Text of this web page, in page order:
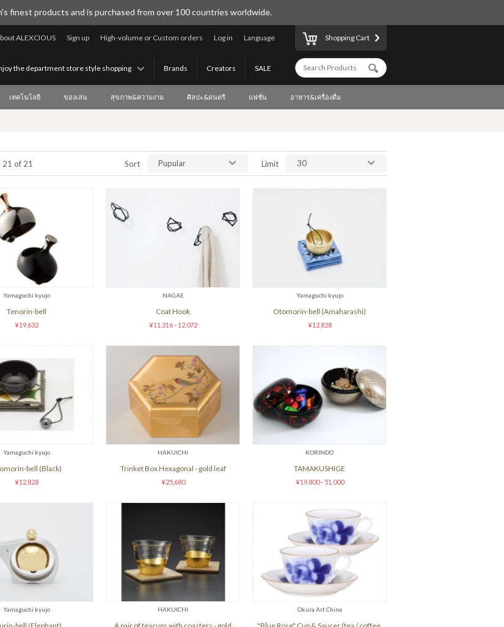
finest products and is purchased from over 100 countries worldwide.
Language
Log in
High-volume or Custom orders
Sign up
ALEXCIOUS
SALE
Creators
Brands
the department store style shopping
Shopping Cart
เทคโนโลยี ของเล่น สุขภาพ&ความงาม ศิลปะ&ดนตรี แฟชั่น อาหาร&เครื่องดื่ม
21 of 21 Sort Pupular Limit 30
Yamaguchi kyujo
Tenorin-bell
¥19,632
NAGAE
Coat Hook
¥11,316 - 12,072
Yamaguchi kyujo
Otomorin-bell (Amaharashi)
¥12,828
Yamaguchi kyujo
bell (Black)
¥12,828
HAKUICHI
Trinket Box Hexagonal - gold leaf
¥25,680
KORINDO
TAMAKUSHIGE
¥19,800 - 51,000
Yamaguchi kyujo HAKUICHI Okura Art China